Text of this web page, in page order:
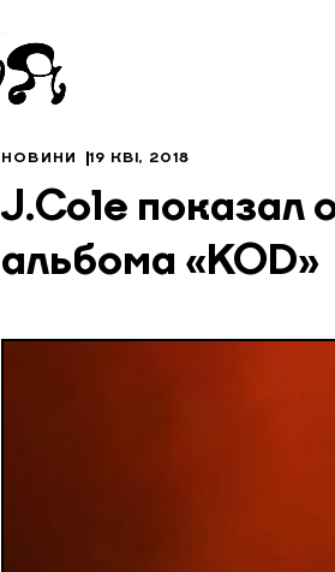
НОВИНИ 19 КВІ, 2018
J.Cole показал
альбома «KOD»